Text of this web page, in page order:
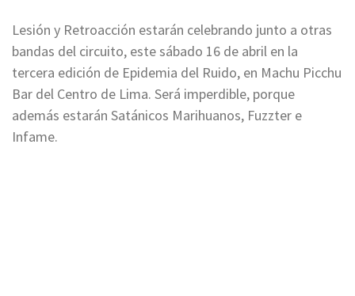
Lesión y Retroacción estarán celebrando junto a otras
bandas del circuito, este sábado 16 de abril en la
tercera edición de Epidemia del Ruido, en Machu Picchu
Bar del Centro de Lima. Será imperdible, porque
además estarán Satánicos Marihuanos, Fuzzter e
Infame.